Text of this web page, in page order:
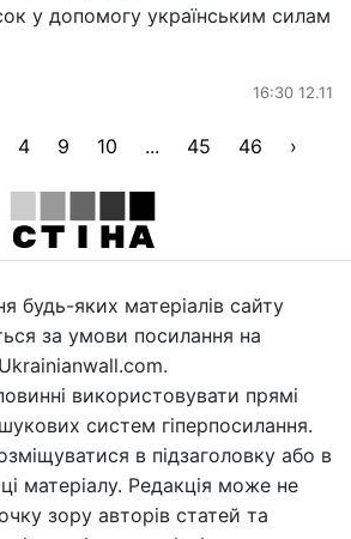
у допомогу українським силам
16:30 12.11
4 9 10 ... 45 46 ›
будь-яких матеріалів сайту
за умови посилання на
Ukrainianwall.com.
використовувати прямі
систем гіперпосилання.
в підзаголовку або в
матеріалу. Редакція може не
зору авторів статей та